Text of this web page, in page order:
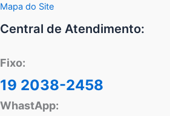
Mapa do Site
Central de Atendimento:
Fixo:
19 2038-2458
WhastApp: